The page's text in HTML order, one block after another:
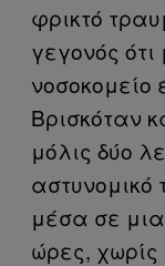
φρικτό
γεγονός
νοσοκομείο
Βρισκόταν
μόλις δύο
αστυνομικό
μέσα σε
ώρες,